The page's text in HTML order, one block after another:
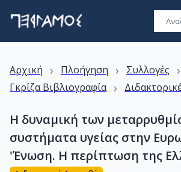
Αρχική › Πλοήγηση › Συλλογές ›
Γκρίζα Βιβλιογραφία ›
H δυναμική των
συστήματα υγείας στην
'Ένωση. Η περίπτωση της